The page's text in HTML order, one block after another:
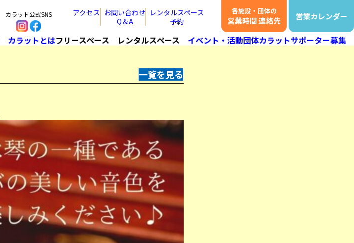
カラット公式SNS アクセス お問い合わせ
Q＆A
レンタルスペース
予約
各施設・団体の
営業時間 連絡先 営業カレンダー
カラットとはフリースペース レンタルスペース イベント・活動団体カラットサポーター募集
一覧を見る